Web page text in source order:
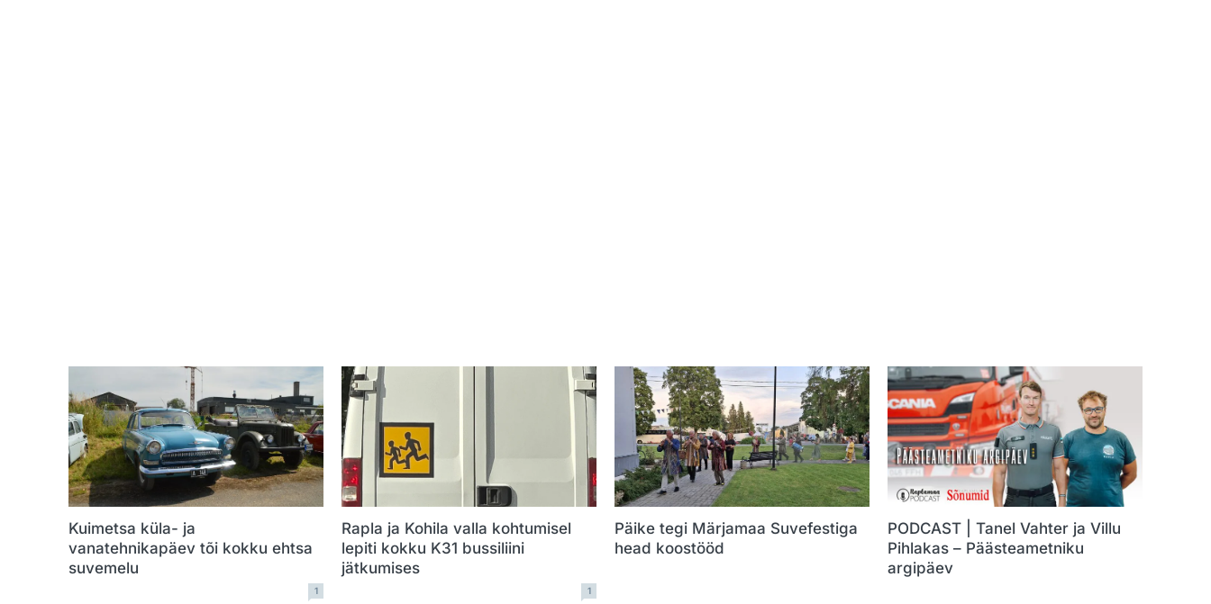
Kuimetsa küla- ja
vanatehnikapäev tõi kokku ehtsa
suvemelu
1
Rapla ja Kohila valla kohtumisel
lepiti kokku K31 bussiliini
jätkumises
1
Päike tegi Märjamaa Suvefestiga
head koostööd
PODCAST | Tanel Vahter ja Villu
Pihlakas – Päästeametniku
argipäev